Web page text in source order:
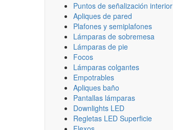
Puntos de señalización interior
Apliques de pared
Plafones y semiplafones
Lámparas de sobremesa
Lámparas de pie
Focos
Lámparas colgantes
Empotrables
Apliques baño
Pantallas lámparas
Downlights LED
Regletas LED Superficie